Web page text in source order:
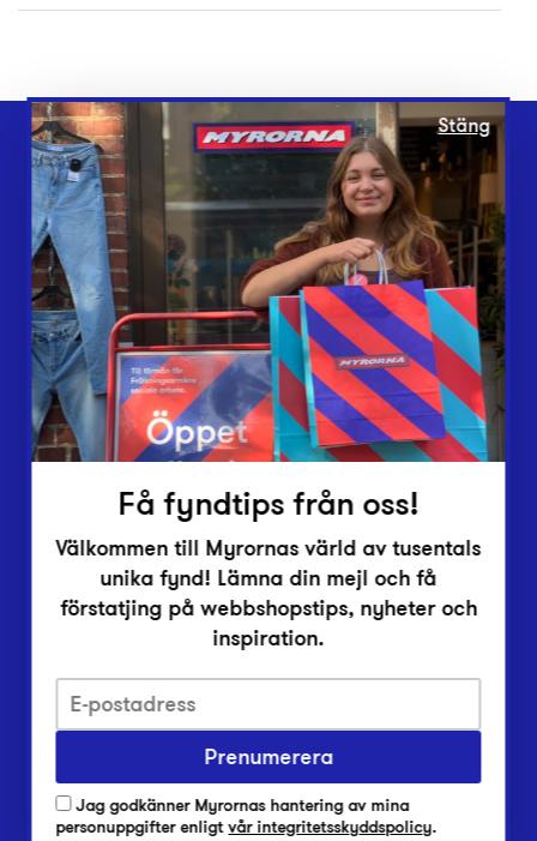
Webbshop
Butiker
Lämna in
Vårt överskott
Inlämningsplatser
Om Myrorna
Lediga jobb
Pressrum
Integritetsskyddspolicy
Har du frågor om onlineköp, leverans eller retur?
Har du frågor om vår verksamhet?
Vanliga frågor om Myrorna
Stäng
Få fyndtips från oss!
Välkommen till Myrornas värld av tusentals
unika fynd! Lämna din mejl och få
förstatjing på webbshopstips, nyheter och
inspiration.
Prenumerera
Jag godkänner Myrornas hantering av mina
personuppgifter enligtvår integritetsskyddspolicy.